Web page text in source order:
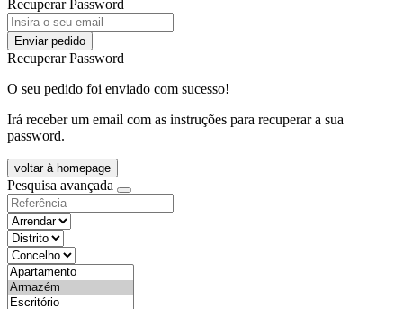
Recuperar Password
Enviar pedido
Recuperar Password
O seu pedido foi enviado com sucesso!
Irá receber um email com as instruções para recuperar a sua
password.
voltar à homepage
Pesquisa avançada
objective
districtId
countyId
types